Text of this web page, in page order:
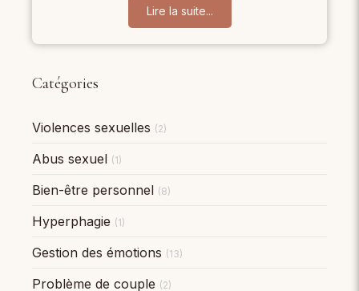
Lire la suite...
Catégories
Violences sexuelles (2)
Abus sexuel (1)
Bien-être personnel (8)
Hyperphagie (1)
Gestion des émotions (13)
Problème de couple (2)